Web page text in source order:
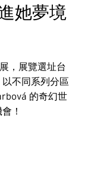
她夢境
，展覽選址台
不同系列分區
的奇幻世
！